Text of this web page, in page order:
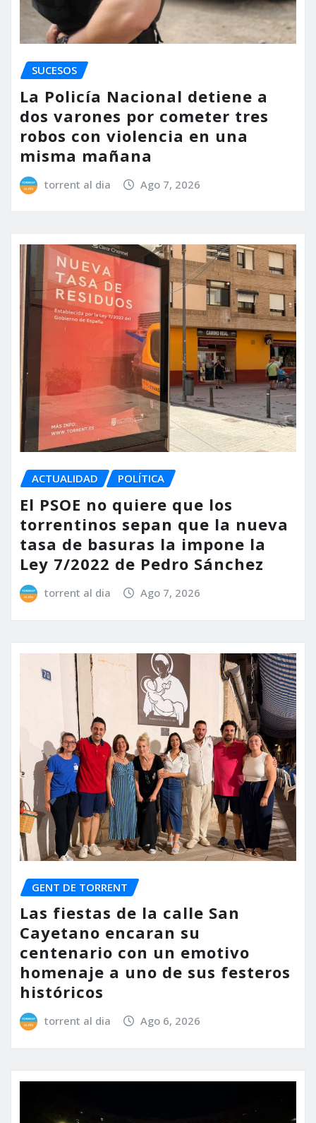
SUCESOS
La Policía Nacional detiene a
dos varones por cometer tres
robos con violencia en una
misma mañana
torrent al dia Ago 7, 2026
ACTUALIDAD POLÍTICA
El PSOE no quiere que los
torrentinos sepan que la nueva
tasa de basuras la impone la
Ley 7/2022 de Pedro Sánchez
torrent al dia Ago 7, 2026
GENT DE TORRENT
Las fiestas de la calle San
Cayetano encaran su
centenario con un emotivo
homenaje a uno de sus festeros
históricos
torrent al dia Ago 6, 2026